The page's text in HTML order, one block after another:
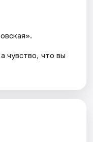
чувство, что вы